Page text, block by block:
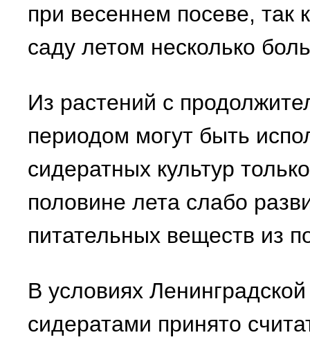
при весеннем посеве, так
саду летом несколько
Из растений с
периодом могут быть
сидератных культур
половине лета слабо
питательных веществ из
В условиях
сидератами принято